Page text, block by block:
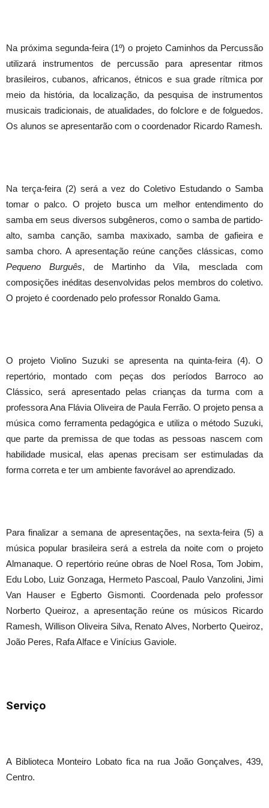
Na próxima segunda-feira (1º) o projeto Caminhos da Percussão
utilizará instrumentos de percussão para apresentar ritmos
brasileiros, cubanos, africanos, étnicos e sua grade rítmica por
meio da história, da localização, da pesquisa de instrumentos
musicais tradicionais, de atualidades, do folclore e de folguedos.
Os alunos se apresentarão com o coordenador Ricardo Ramesh.
Na terça-feira (2) será a vez do Coletivo Estudando o Samba
tomar o palco. O projeto busca um melhor entendimento do
samba em seus diversos subgêneros, como o samba de partido-
alto, samba canção, samba maxixado, samba de gafieira e
samba choro. A apresentação reúne canções clássicas, como
Pequeno Burguês, de Martinho da Vila, mesclada com
composições inéditas desenvolvidas pelos membros do coletivo.
O projeto é coordenado pelo professor Ronaldo Gama.
O projeto Violino Suzuki se apresenta na quinta-feira (4). O
repertório, montado com peças dos períodos Barroco ao
Clássico, será apresentado pelas crianças da turma com a
professora Ana Flávia Oliveira de Paula Ferrão. O projeto pensa a
música como ferramenta pedagógica e utiliza o método Suzuki,
que parte da premissa de que todas as pessoas nascem com
habilidade musical, elas apenas precisam ser estimuladas da
forma correta e ter um ambiente favorável ao aprendizado.
Para finalizar a semana de apresentações, na sexta-feira (5) a
música popular brasileira será a estrela da noite com o projeto
Almanaque. O repertório reúne obras de Noel Rosa, Tom Jobim,
Edu Lobo, Luiz Gonzaga, Hermeto Pascoal, Paulo Vanzolini, Jimi
Van Hauser e Egberto Gismonti. Coordenada pelo professor
Norberto Queiroz, a apresentação reúne os músicos Ricardo
Ramesh, Willison Oliveira Silva, Renato Alves, Norberto Queiroz,
João Peres, Rafa Alface e Vinícius Gaviole.
Serviço
A Biblioteca Monteiro Lobato fica na rua João Gonçalves, 439,
Centro.